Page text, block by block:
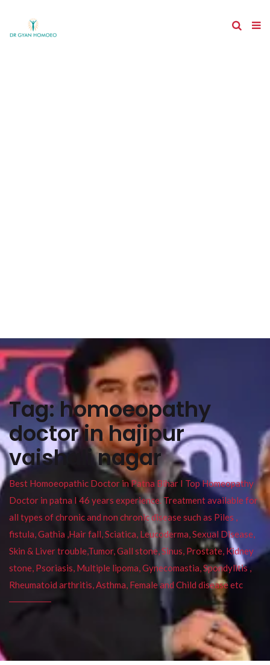
Tag: homoeopathy
doctor in hajipur
vaishali nagar
Best Homoeopathic Doctor in Patna Bihar I Top Homeopathy
Doctor in patna I 46 years experience. Treatment available for
all types of chronic and non chronic disease such as Piles ,
fistula, Gathia ,Hair fall, Sciatica, Leucoderma, Sexual Disease,
Skin & Liver trouble,Tumor, Gall stone, Sinus, Prostate, Kidney
stone, Psoriasis, Multiple lipoma, Gynecomastia, Spondylitis ,
Rheumatoid arthritis, Asthma, Female and Child disease etc